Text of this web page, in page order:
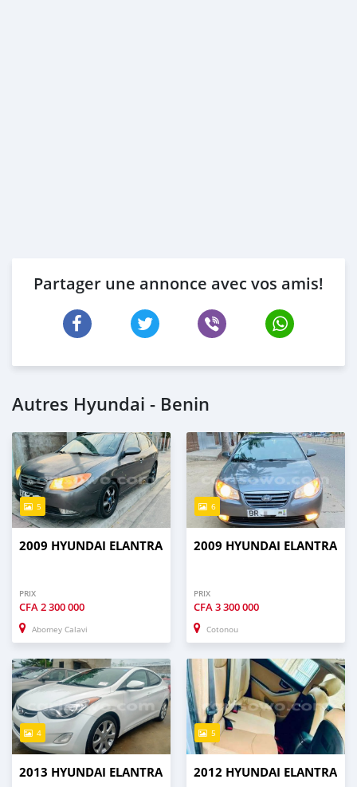
Partager une annonce avec vos amis!
Autres Hyundai - Benin
5
2009 HYUNDAI ELANTRA
PRIX
CFA2 300 000
Abomey Calavi
6
2009 HYUNDAI ELANTRA
PRIX
CFA3 300 000
Cotonou
4
2013 HYUNDAI ELANTRA
5
2012 HYUNDAI ELANTRA